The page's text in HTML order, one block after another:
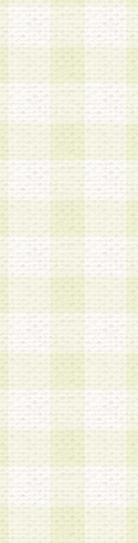
ログインＩ
およびパスワ
録後、本サ
条に基づき
るものとしま
が付与した
、全て会員
ら付与され
売買その他
ます。
よるログイ
利用に伴う
の他原因の
情報